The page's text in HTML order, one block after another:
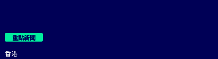
重點新聞
香港